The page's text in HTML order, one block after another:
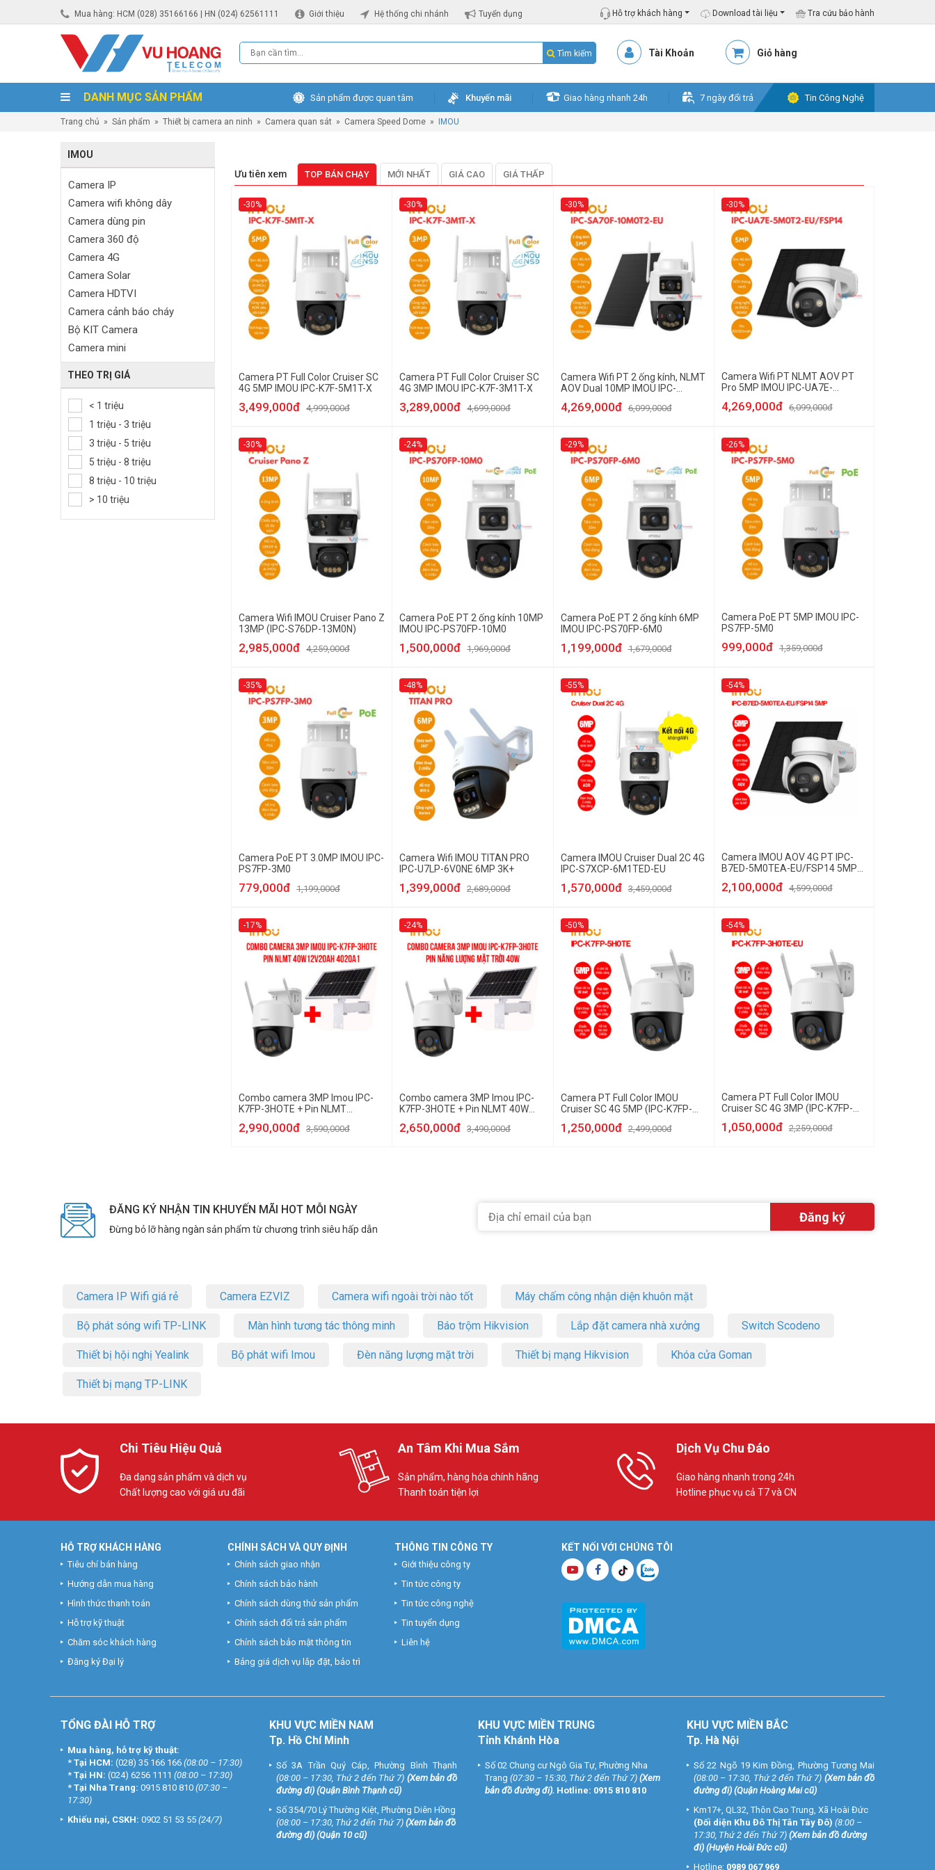
Mua hàng: HCM (028) 35166166 | HN (024) 62561111 Giới thiệu Hệ thống chi nhánh Tuyển dụng Hỗ trợ khách hàng Download tài liệu Tra cứu bảo hành
Tìm kiếm Tài Khoản Giỏ hàng
DANH MỤC SẢN PHẨM Sản phẩm được quan tâm Khuyến mãi Giao hàng nhanh 24h 7 ngày đổi trả Tin Công Nghệ
Trang chủ » Sản phẩm » Thiết bị camera an ninh » Camera quan sát » Camera Speed Dome » IMOU
IMOU
Camera IP
Camera wifi không dây
Camera dùng pin
Camera 360 độ
Camera 4G
Camera Solar
Camera HDTVI
Camera cảnh báo cháy
Bộ KIT Camera
Camera mini
Camera HDCVI
Camera Full Color
Camera Starlight
Camera AI
Camera 5in1
Camera 4in1
Camera AHD
Camera cảm biến thân nhiệt
Camera toàn cảnh
THEO TRỊ GIÁ
< 1 triệu
1 triệu - 3 triệu
3 triệu - 5 triệu
5 triệu - 8 triệu
8 triệu - 10 triệu
> 10 triệu
Ưu tiên xem TOP BÁN CHẠY MỚI NHẤT GIÁ CAO GIÁ THẤP
-30%
Camera PT Full Color Cruiser SC
4G 5MP IMOU IPC-K7F-5M1T-X
3,499,000đ 4,999,000đ
-30%
Camera PT Full Color Cruiser SC
4G 3MP IMOU IPC-K7F-3M1T-X
3,289,000đ 4,699,000đ
-30%
Camera Wifi PT 2 ống kính, NLMT
AOV Dual 10MP IMOU IPC-
SA70F-10M0T2-EU
4,269,000đ 6,099,000đ
-30%
Camera Wifi PT NLMT AOV PT
Pro 5MP IMOU IPC-UA7E-
5M0T2-EU/FSP14
4,269,000đ 6,099,000đ
-30%
Camera Wifi IMOU Cruiser Pano Z
13MP (IPC-S76DP-13M0N)
2,985,000đ 4,259,000đ
-24%
Camera PoE PT 2 ống kính 10MP
IMOU IPC-PS70FP-10M0
1,500,000đ 1,969,000đ
-29%
Camera PoE PT 2 ống kính 6MP
IMOU IPC-PS70FP-6M0
1,199,000đ 1,679,000đ
-26%
Camera PoE PT 5MP IMOU IPC-
PS7FP-5M0
999,000đ 1,359,000đ
-35%
Camera PoE PT 3.0MP IMOU IPC-
PS7FP-3M0
779,000đ 1,199,000đ
-48%
Camera Wifi IMOU TITAN PRO
IPC-U7LP-6V0NE 6MP 3K+
1,399,000đ 2,689,000đ
-55%
Camera IMOU Cruiser Dual 2C 4G
IPC-S7XCP-6M1TED-EU
1,570,000đ 3,459,000đ
-54%
Camera IMOU AOV 4G PT IPC-
B7ED-5M0TEA-EU/FSP14 5MP
2,100,000đ 4,599,000đ
-17%
Combo camera 3MP Imou IPC-
K7FP-3HOTE + Pin NLMT
2,990,000đ 3,590,000đ
-24%
Combo camera 3MP Imou IPC-
K7FP-3HOTE + Pin NLMT 40W
2,650,000đ 3,490,000đ
-50%
Camera PT Full Color IMOU
Cruiser SC 4G 5MP (IPC-K7FP-
1,250,000đ 2,499,000đ
-54%
Camera PT Full Color IMOU
Cruiser SC 4G 3MP (IPC-K7FP-
1,050,000đ 2,259,000đ
ĐĂNG KÝ NHẬN TIN KHUYẾN MÃI HOT MỖI NGÀY
Đừng bỏ lỡ hàng ngàn sản phẩm từ chương trình siêu hấp dẫn
Camera IP Wifi giá rẻ Camera EZVIZ Camera wifi ngoài trời nào tốt Máy chấm công nhận diện khuôn mặt
Bộ phát sóng wifi TP-LINK Màn hình tương tác thông minh Báo trộm Hikvision Lắp đặt camera nhà xưởng Switch Scodeno
Thiết bị hội nghị Yealink Bộ phát wifi Imou Đèn năng lượng mặt trời Thiết bị mạng Hikvision Khóa cửa Goman
Thiết bị mạng TP-LINK
Chi Tiêu Hiệu Quả
Đa dạng sản phẩm và dịch vụ
Chất lượng cao với giá ưu đãi
An Tâm Khi Mua Sắm
Sản phẩm, hàng hóa chính hãng
Thanh toán tiện lợi
Dịch Vụ Chu Đáo
Giao hàng nhanh trong 24h
Hotline phục vụ cả T7 và CN
KẾT NỐI VỚI CHÚNG TÔI
HỖ TRỢ KHÁCH HÀNG
Tiêu chí bán hàng
Hướng dẫn mua hàng
Hình thức thanh toán
Hỗ trợ kỹ thuật
Chăm sóc khách hàng
Đăng ký Đại lý
CHÍNH SÁCH VÀ QUY ĐỊNH
Chính sách giao nhận
Chính sách bảo hành
Chính sách dùng thử sản phẩm
Chính sách đổi trả sản phẩm
Chính sách bảo mật thông tin
Bảng giá dịch vụ lắp đặt, bảo trì
THÔNG TIN CÔNG TY
Giới thiệu công ty
Tin tức công ty
Tin tức công nghệ
Tin tuyển dụng
Liên hệ
TỔNG ĐÀI HỖ TRỢ
Mua hàng, hỗ trợ kỹ thuật:
* Tại HCM: (028) 35 166 166 (08:00 – 17:30)
* Tại HN: (024) 6256 1111 (08:00 – 17:30)
* Tại Nha Trang: 0915 810 810 (07:30 –
17:30)
Khiếu nại, CSKH: 0902 51 53 55 (24/7)
KHU VỰC MIỀN NAM
Tp. Hồ Chí Minh
Số 3A Trần Quý Cáp, Phường Bình Thạnh
(08:00 – 17:30, Thứ 2 đến Thứ 7) (Xem bản đồ
đường đi) (Quận Bình Thạnh cũ)
Số 354/70 Lý Thường Kiệt, Phường Diên Hồng
(08:00 – 17:30, Thứ 2 đến Thứ 7) (Xem bản đồ
đường đi) (Quận 10 cũ)
KHU VỰC MIỀN TRUNG
Tỉnh Khánh Hòa
Số 02 Chung cư Ngô Gia Tự, Phường Nha
Trang (07:30 – 15:30, Thứ 2 đến Thứ 7) (Xem
bản đồ đường đi). Hotline: 0915 810 810
KHU VỰC MIỀN BẮC
Tp. Hà Nội
Số 22 Ngõ 19 Kim Đồng, Phường Tương Mai
(08:00 – 17:30, Thứ 2 đến Thứ 7) (Xem bản đồ
đường đi) (Quận Hoàng Mai cũ)
Km17+, QL32, Thôn Cao Trung, Xã Hoài Đức
(Đối diện Khu Đô Thị Tân Tây Đô) (8:00 –
17:30, Thứ 2 đến Thứ 7) (Xem bản đồ đường
đi) (Huyện Hoài Đức cũ)
Hotline: 0989 067 969